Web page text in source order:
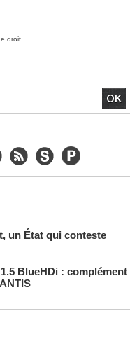
droit
la bataille se déplace
Christophe
civiles, après la
sur l'action